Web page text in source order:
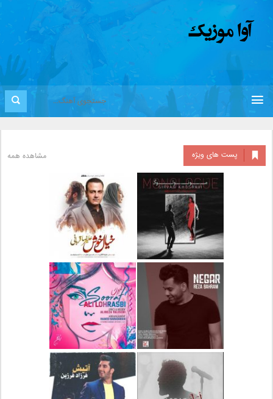
پست های ویژه مشاهده همه
دانلود آلبوم جدید سیروان
خسروی بنام مونولوگ
دانلود آهنگ جدید علیرضا
قربانی بنام خیال خوش
دانلود آهنگ جدید رضا
بهرام بنام نگار
دانلود آهنگ جدید علی
لهراسبی بنام صورت